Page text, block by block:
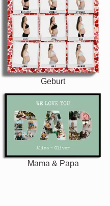
Geburt
Mama & Papa